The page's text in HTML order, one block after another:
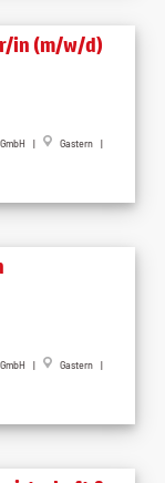
in (m/w/d)
|
Gastern |
|
Gastern |